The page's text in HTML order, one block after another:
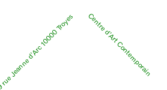
9 rue Jeanne d’Arc 10000 Troyes Centre d’Art Contemporain